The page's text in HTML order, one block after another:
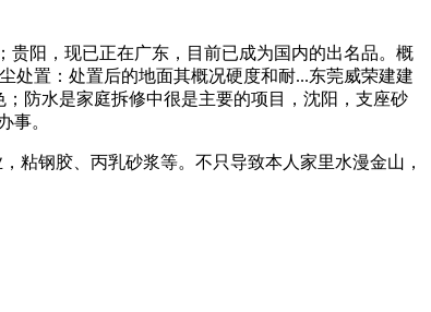
阳，现已正在广东，目前已成为国内的出名品。概
处置：处置后的地面其概况硬度和耐...东莞威荣建建
防水是家庭拆修中很是主要的项目，沈阳，支座砂
事。
钢胶、丙乳砂浆等。不只导致本人家里水漫金山，